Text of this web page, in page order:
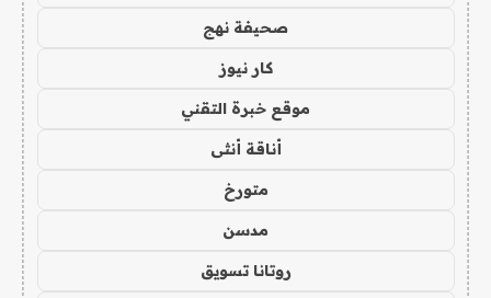
صحيفة نهج
كار نيوز
موقع خبرة التقني
أناقة أنثى
متورخ
مدسن
روتانا تسويق